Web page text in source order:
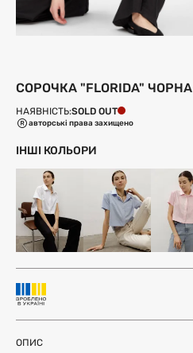
СОРОЧКА "FLORIDA" ЧОРНА
НАЯВНІСТЬ:SOLD OUT
авторські права захищено
ІНШІ КОЛЬОРИ
ОПИС